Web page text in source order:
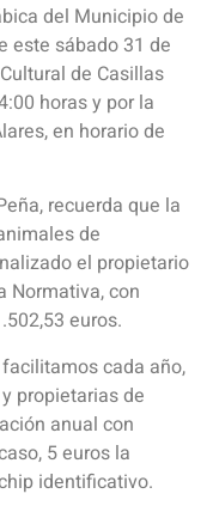
del Municipio de
este sábado 31 de
de Casillas
horas y por la
en horario de
recuerda que la
de
el propietario
Normativa, con
euros.
cada año,
propietarias de
anual con
5 euros la
identificativo.